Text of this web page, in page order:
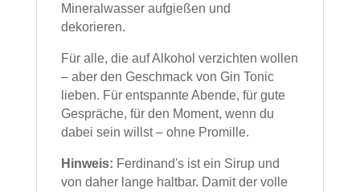
Mineralwasser aufgießen und
dekorieren.
Für alle, die auf Alkohol verzichten wollen
– aber den Geschmack von Gin Tonic
lieben. Für entspannte Abende, für gute
Gespräche, für den Moment, wenn du
dabei sein willst – ohne Promille.
Hinweis: Ferdinand's ist ein Sirup und
von daher lange haltbar. Damit der volle